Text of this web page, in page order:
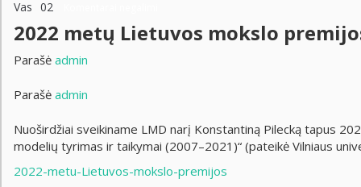
Vas 02
2022 metų Lietuvos mokslo
Parašė admin
Parašė admin
Nuoširdžiai sveikiname LMD narį Konstantiną Pilecką tapus
modelių tyrimas ir taikymai (2007–2021)“ (pateikė Vilniaus
2022-metu-Lietuvos-mokslo-premijos